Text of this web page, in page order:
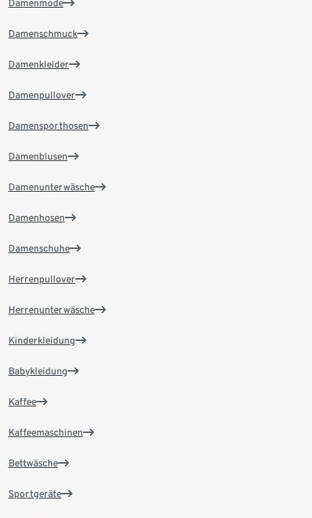
Damenmode
Damenschmuck
Damenkleider
Damenpullover
Damensporthosen
Damenblusen
Damenunterwäsche
Damenhosen
Damenschuhe
Herrenpullover
Herrenunterwäsche
Kinderkleidung
Babykleidung
Kaffee
Kaffeemaschinen
Bettwäsche
Sportgeräte